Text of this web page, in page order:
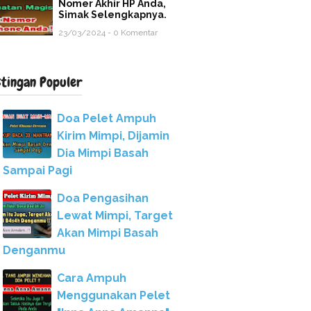
Nomer Akhir HP Anda,
Simak Selengkapnya.
23/03/2024 - 0 Komentar
Populer
Doa Pelet Ampuh
Kirim Mimpi, Dijamin
Dia Mimpi Basah
Sampai Pagi
Doa Pengasihan
Lewat Mimpi, Target
Akan Mimpi Basah
Denganmu
Cara Ampuh
Menggunakan Pelet